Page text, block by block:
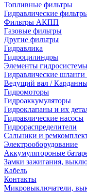
Топливные фильтры
Гидравлические
Фильтры АКПП
Газовые фильтры
Другие фильтры
Гидравлика
Гидроцилиндры
Элементы гидросистемы
Гидравлические
Ведущий вал /
Гидромоторы
Гидроаккумуляторы
Гидроклапаны и их
Гидравлические насосы
Гидрораспределители
Сальники и
Электрооборудование
Аккумулятороные
Замки зажигания,
Кабель
Контакты
Микровыключатели,